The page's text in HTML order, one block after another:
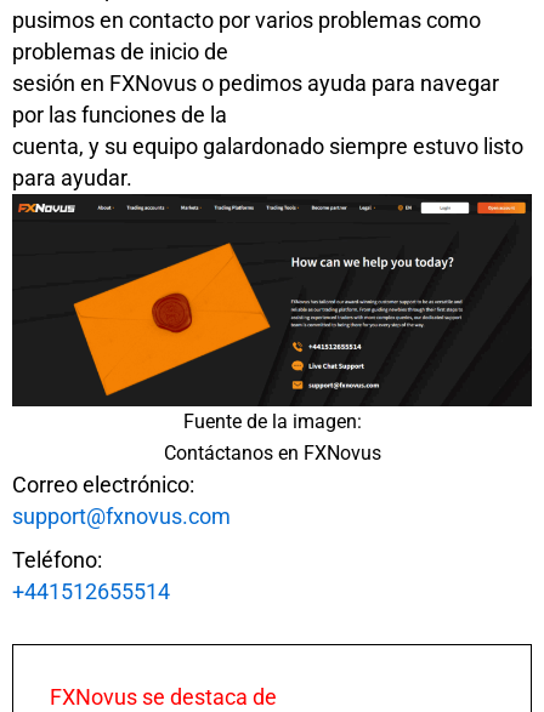
pusimos en contacto por varios problemas como
problemas de inicio de
sesión en FXNovus o pedimos ayuda para navegar
por las funciones de la
cuenta, y su equipo galardonado siempre estuvo listo
para ayudar.
Fuente de la imagen:
Contáctanos en FXNovus
Correo electrónico:
support@fxnovus.com
Teléfono:
+441512655514
FXNovus se destaca de